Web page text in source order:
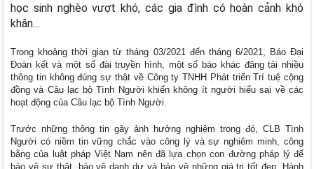
học sinh nghèo vượt khó, các gia đình có hoàn cảnh khó
khăn…
Trong khoảng thời gian từ tháng 03/2021 đến tháng 6/2021, Báo Đại
Đoàn kết và một số đài truyền hình, một số báo khác đăng tải nhiều
thông tin không đúng sự thật về Công ty TNHH Phát triển Trí tuệ cộng
đồng và Câu lạc bộ Tình Người khiến không ít người hiểu sai về các
hoạt động của Câu lạc bộ Tình Người.
Trước những thông tin gây ảnh hưởng nghiêm trọng đó, CLB Tình
Người có niềm tin vững chắc vào công lý và sự nghiêm minh, công
bằng của luật pháp Việt Nam nên đã lựa chọn con đường pháp lý để
bảo vệ sự thật, bảo vệ danh dự và bảo vệ những giá trị tốt đẹp. Hành